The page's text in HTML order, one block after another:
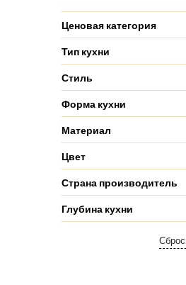
Ценовая категория
Тип кухни
Стиль
Форма кухни
Материал
Цвет
Страна производитель
Глубина кухни